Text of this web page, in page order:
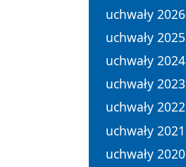
uchwały 2026
uchwały 2025
uchwały 2024
uchwały 2023
uchwały 2022
uchwały 2021
uchwały 2020